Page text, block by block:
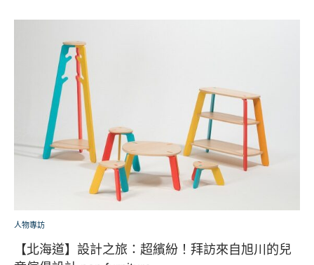
人物專訪
【北海道】設計之旅：超繽紛！拜訪來自旭川的兒